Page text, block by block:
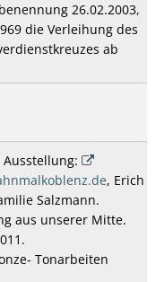
26.02.2003,
die Verleihung des
ab
, Erich
Salzmann.
aus unserer Mitte.
Tonarbeiten